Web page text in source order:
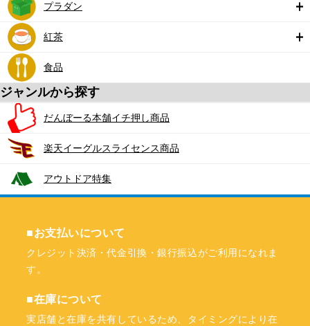
プラダン
紅茶
食品
ジャンルから探す
だんぼーる本舗イチ押し商品
楽天イーグルスライセンス商品
アウトドア特集
■お支払いについて
クレジット決済・代金引換・銀行振込がご利用になれま
す。
■在庫について
実店舗と在庫を共有しているため、タイミングにより在